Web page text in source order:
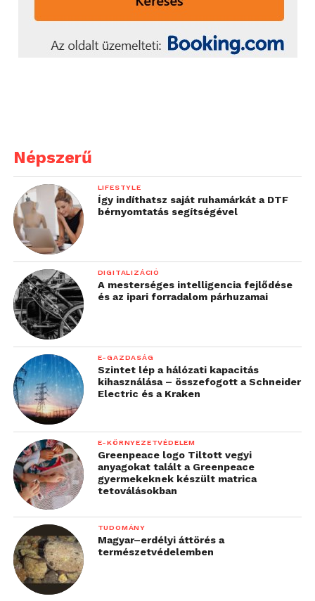
Népszerű
LIFESTYLE
Így indíthatsz saját ruhamárkát a DTF
bérnyomtatás segítségével
DIGITALIZÁCIÓ
A mesterséges intelligencia fejlődése
és az ipari forradalom párhuzamai
E-GAZDASÁG
Szintet lép a hálózati kapacitás
kihasználása – összefogott a Schneider
Electric és a Kraken
E-KÖRNYEZETVÉDELEM
Greenpeace logo Tiltott vegyi
anyagokat talált a Greenpeace
gyermekeknek készült matrica
tetoválásokban
TUDOMÁNY
Magyar–erdélyi áttörés a
természetvédelemben